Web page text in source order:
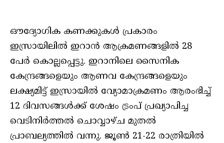
ഔദ്യോഗിക കണക്കുകള്‍ പ്രകാരം
ഇസ്രായിലില്‍ ഇറാന്‍ ആക്രമണങ്ങളില്‍ 28
പേര്‍ കൊല്ലപ്പെട്ടു. ഇറാനിലെ സൈനിക
കേന്ദ്രങ്ങളെയും ആണവ കേന്ദ്രങ്ങളെയും
ലക്ഷ്യമിട്ട് ഇസ്രായില്‍ വ്യോമാക്രമണം ആരംഭിച്ച്
12 ദിവസങ്ങള്‍ക്ക് ശേഷം ട്രംപ് പ്രഖ്യാപിച്ച
വെടിനിര്‍ത്തല്‍ ചൊവ്വാഴ്ച മുതല്‍
പ്രാബല്യത്തില്‍ വന്നു. ജൂണ്‍ 21-22 രാത്രിയില്‍